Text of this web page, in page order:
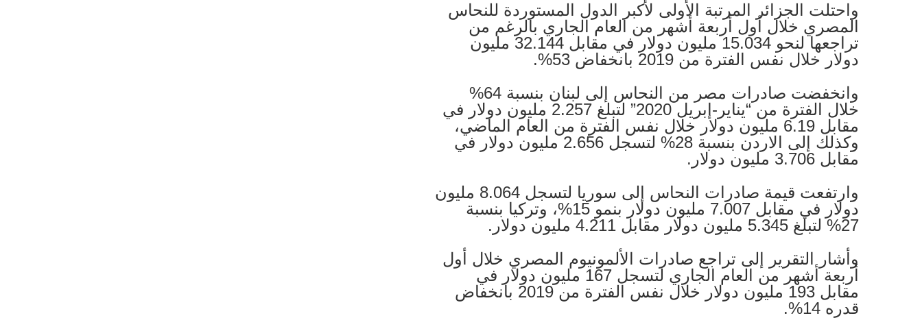
واحتلت الجزائر المرتبة الأولى لأكبر الدول المستوردة للنحاس
المصري خلال أول أربعة أشهر من العام الجاري بالرغم من
تراجعها لنحو 15.034 مليون دولار في مقابل 32.144 مليون
دولار خلال نفس الفترة من 2019 بانخفاض 53%.
وانخفضت صادرات مصر من النحاس إلى لبنان بنسبة 64%
خلال الفترة من “يناير-إبريل 2020” لتبلغ 2.257 مليون دولار في
مقابل 6.19 مليون دولار خلال نفس الفترة من العام الماضي،
وكذلك إلى الاردن بنسبة 28% لتسجل 2.656 مليون دولار في
مقابل 3.706 مليون دولار.
وارتفعت قيمة صادرات النحاس إلى سوريا لتسجل 8.064 مليون
دولار في مقابل 7.007 مليون دولار بنمو 15%، وتركيا بنسبة
27% لتبلغ 5.345 مليون دولار مقابل 4.211 مليون دولار.
وأشار التقرير إلى تراجع صادرات الألمونيوم المصري خلال أول
أربعة أشهر من العام الجاري لتسجل 167 مليون دولار في
مقابل 193 مليون دولار خلال نفس الفترة من 2019 بانخفاض
قدره 14%.